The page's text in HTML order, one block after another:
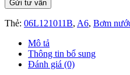
Thẻ: 06L121011B, A6, Bơm
Mô tả
Thông tin bổ sung
Đánh giá (0)